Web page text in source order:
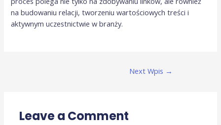
na budowaniu relacji, tworzeniu wartościowych treści i
aktywnym uczestnictwie w branży.
Next Wpis →
Leave a Comment